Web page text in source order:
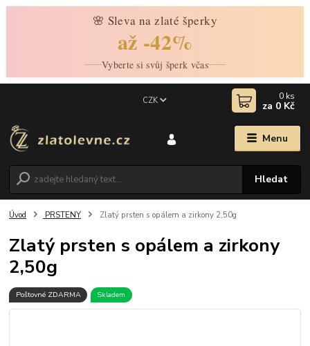
🌸 Sleva na zlaté šperky
až -42%
Vyberte si svůj šperk včas
Menu
CZK
Hledat
0 ks
za 0 Kč
Úvod PRSTENY Zlatý prsten s opálem a zirkony 2,50g
Zlatý prsten s opálem a zirkony
2,50g
Poštovné ZDARMA Skladem